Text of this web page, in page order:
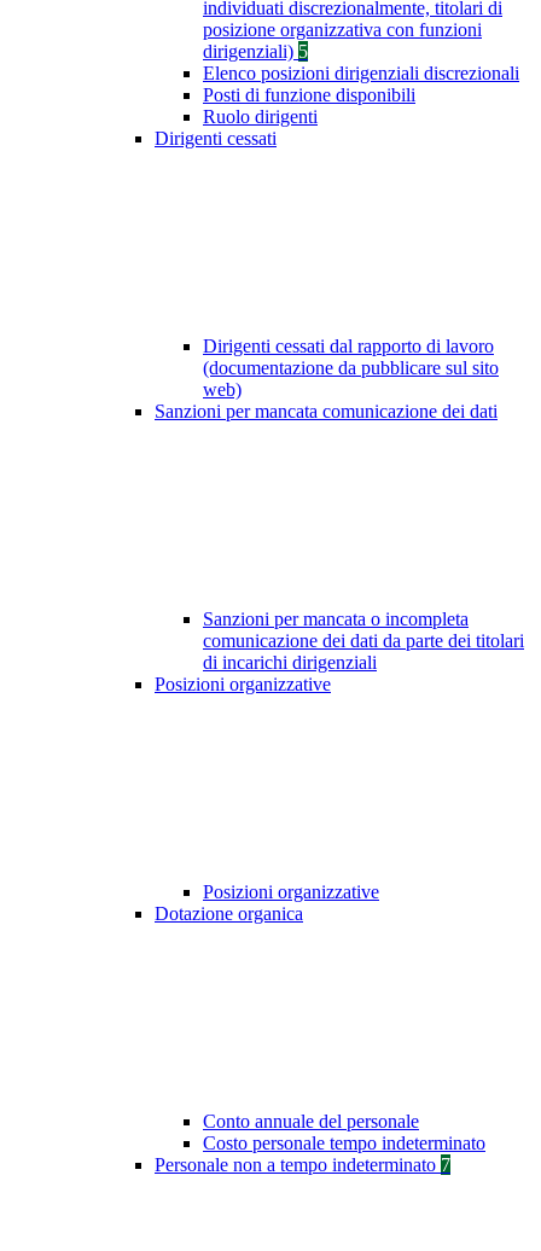
individuati discrezionalmente, titolari di
posizione organizzativa con funzioni
dirigenziali) 5
Elenco posizioni dirigenziali discrezionali
Posti di funzione disponibili
Ruolo dirigenti
Dirigenti cessati
Dirigenti cessati dal rapporto di lavoro
(documentazione da pubblicare sul sito
web)
Sanzioni per mancata comunicazione dei dati
Sanzioni per mancata o incompleta
comunicazione dei dati da parte dei titolari
di incarichi dirigenziali
Posizioni organizzative
Posizioni organizzative
Dotazione organica
Conto annuale del personale
Costo personale tempo indeterminato
Personale non a tempo indeterminato 7